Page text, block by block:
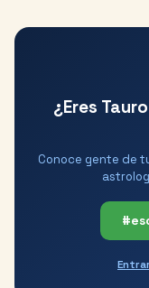
¿Eres
Conoce gente de